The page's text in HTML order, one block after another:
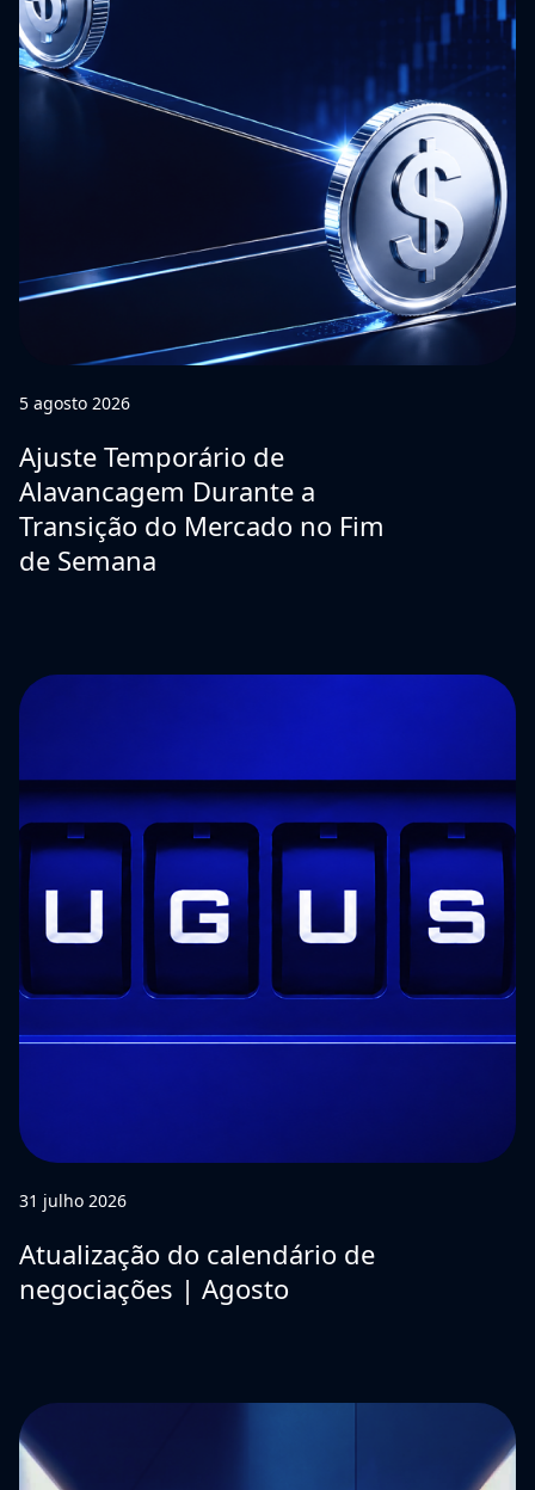
5 agosto 2026
Ajuste Temporário de
Alavancagem Durante a
Transição do Mercado no Fim
de Semana
31 julho 2026
Atualização do calendário de
negociações | Agosto